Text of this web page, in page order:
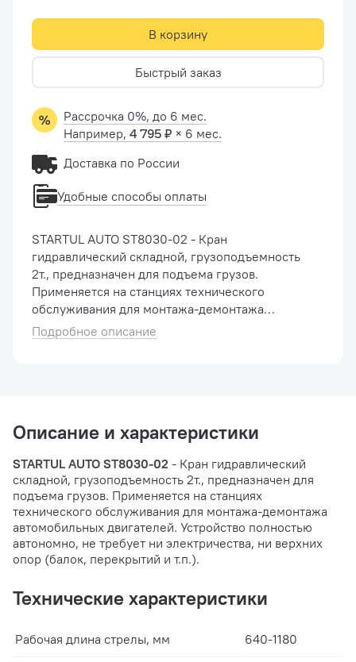
STARTUL AUTO ST8030-02 - Кран
гидравлический складной, грузоподъемность
2т., предназначен для подъема грузов.
Применяется на станциях технического
обслуживания для монтажа-демонтажа
автомобильных двигателей. Устройство
полностью автономно, не требует ни
Подробное описание
В корзину
Быстрый заказ
Рассрочка 0%, до 6 мес.
Например, 4 795 ₽ × 6 мес.
Доставка по России
Удобные способы оплаты
Описание и характеристики
STARTUL AUTO ST8030-02 - Кран гидравлический
складной, грузоподъемность 2т., предназначен для
подъема грузов. Применяется на станциях
технического обслуживания для монтажа-демонтажа
автомобильных двигателей. Устройство полностью
автономно, не требует ни электричества, ни верхних
опор (балок, перекрытий и т.п.).
Технические характеристики
Рабочая длина стрелы, мм 640-1180